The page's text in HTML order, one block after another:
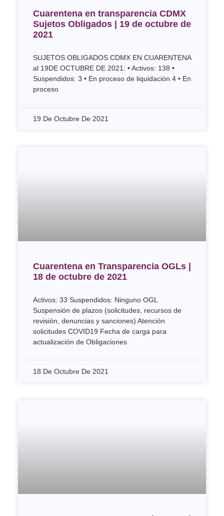
Cuarentena en transparencia CDMX
Sujetos Obligados | 19 de octubre de
2021
SUJETOS OBLIGADOS CDMX EN CUARENTENA
al 19DE OCTUBRE DE 2021: • Activos: 138 •
Suspendidos: 3 • En proceso de liquidación 4 • En
proceso
19 De Octubre De 2021
Cuarentena en Transparencia OGLs |
18 de octubre de 2021
Activos: 33 Suspendidos: Ninguno OGL
Suspensión de plazos (solicitudes, recursos de
revisión, denuncias y sanciones) Atención
solicitudes COVID19 Fecha de carga para
actualización de Obligaciones
18 De Octubre De 2021